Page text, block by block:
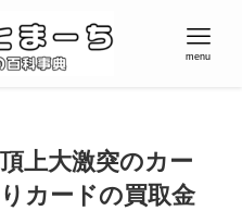
menu
上大激突のカー
カードの買取金